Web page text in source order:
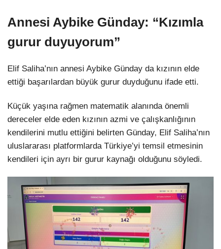
Annesi Aybike Günday: “Kızımla
gurur duyuyorum”
Elif Saliha’nın annesi Aybike Günday da kızının elde
ettiği başarılardan büyük gurur duyduğunu ifade etti.
Küçük yaşına rağmen matematik alanında önemli
dereceler elde eden kızının azmi ve çalışkanlığının
kendilerini mutlu ettiğini belirten Günday, Elif Saliha’nın
uluslararası platformlarda Türkiye’yi temsil etmesinin
kendileri için ayrı bir gurur kaynağı olduğunu söyledi.